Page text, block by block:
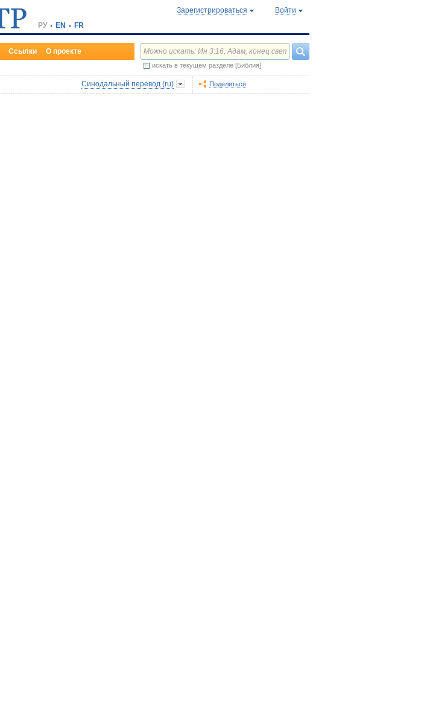
РУ EN FR
Зарегистрироваться Войти
Ссылки О проекте
искать в текущем разделе [Библия]
Синодальный перевод (ru) Поделиться